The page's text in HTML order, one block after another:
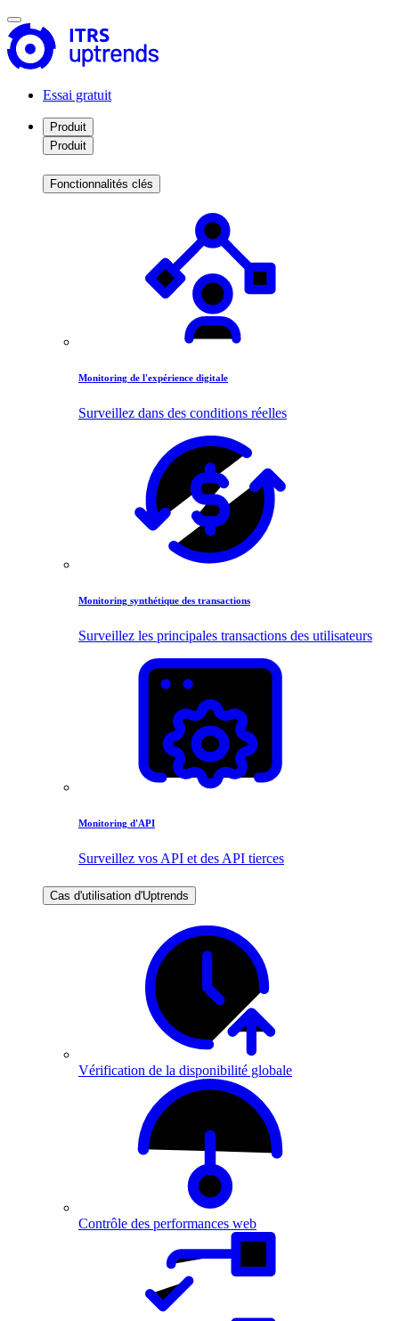
Essai gratuit
Produit
Produit
Fonctionnalités clés
Monitoring de l'expérience digitale
Surveillez dans des conditions réelles
Monitoring synthétique des transactions
Surveillez les principales transactions des utilisateurs
Monitoring d'API
Surveillez vos API et des API tierces
Cas d'utilisation d'Uptrends
Vérification de la disponibilité globale
Contrôle des performances web